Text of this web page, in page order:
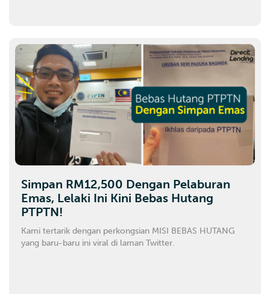
Simpan RM12,500 Dengan Pelaburan
Emas, Lelaki Ini Kini Bebas Hutang
PTPTN!
Kami tertarik dengan perkongsian MISI BEBAS HUTANG
yang baru-baru ini viral di laman Twitter.